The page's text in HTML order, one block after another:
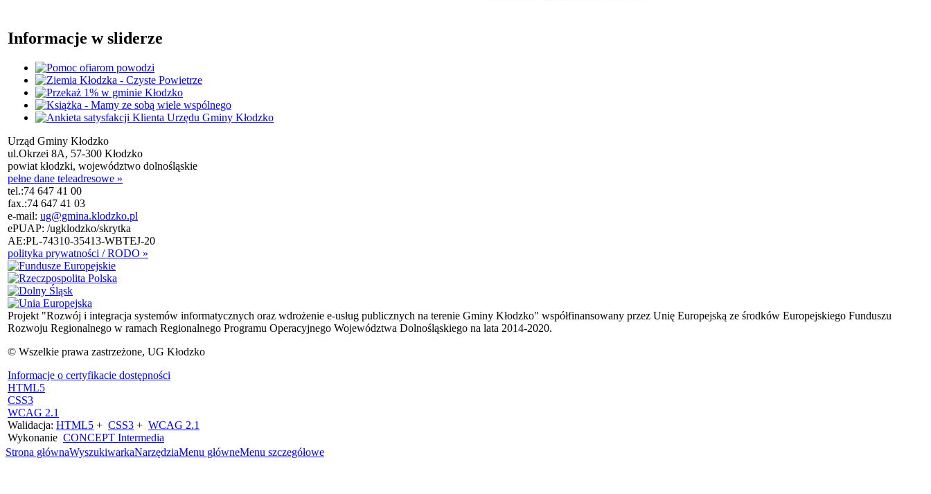
Informacje w sliderze
Urząd Gminy Kłodzko
ul.Okrzei 8A, 57-300 Kłodzko
powiat kłodzki, województwo dolnośląskie
pełne dane teleadresowe »
tel.:74 647 41 00
fax.:74 647 41 03
e-mail: ug@gmina.klodzko.pl
ePUAP: /ugklodzko/skrytka
AE:PL-74310-35413-WBTEJ-20
polityka prywatności / RODO »
Projekt "Rozwój i integracja systemów informatycznych oraz wdrożenie e-usług publicznych na terenie Gminy Kłodzko" współfinansowany przez Unię Europejską ze środków Europejskiego Funduszu
Rozwoju Regionalnego w ramach Regionalnego Programu Operacyjnego Województwa Dolnośląskiego na lata 2014-2020.
© Wszelkie prawa zastrzeżone, UG Kłodzko
Informacje o certyfikacie dostępności
HTML5
CSS3
WCAG 2.1
Walidacja: HTML5 + CSS3 + WCAG 2.1
Wykonanie CONCEPT Intermedia
Strona głównaWyszukiwarkaNarzędziaMenu główneMenu szczegółowe